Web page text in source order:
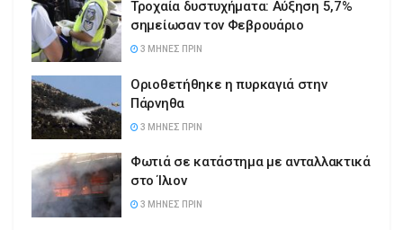
Τροχαία δυστυχήματα: Αύξηση 5,7%
σημείωσαν τον Φεβρουάριο
3 ΜΉΝΕΣ ΠΡΙΝ
Οριοθετήθηκε η πυρκαγιά στην
Πάρνηθα
3 ΜΉΝΕΣ ΠΡΙΝ
Φωτιά σε κατάστημα με ανταλλακτικά
στο Ίλιον
3 ΜΉΝΕΣ ΠΡΙΝ